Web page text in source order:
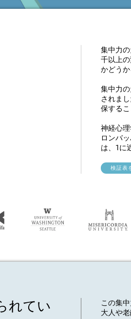
集中力
千以上
かどうか
集中力
されま
保するこ
神経心
ロンバ
は、1に
検証表
れてい
この集
大人や